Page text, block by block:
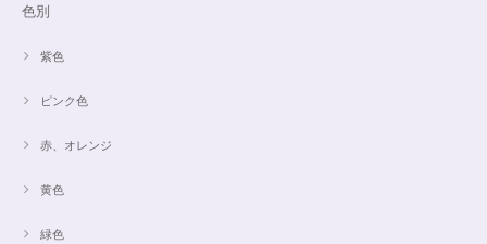
色別
紫色
ピンク色
赤、オレンジ
黄色
緑色